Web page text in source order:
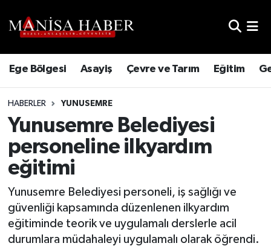
Ege Bölgesi Asayiş Çevre ve Tarım Eğitim
HABERLER YUNUSEMRE
Yunusemre Belediyesi
personeline ilkyardım
eğitimi
Yunusemre Belediyesi personeli, iş sağlığı ve
güvenliği kapsamında düzenlenen ilkyardım
eğitiminde teorik ve uygulamalı derslerle acil
durumlara müdahaleyi uygulamalı olarak öğrendi.
Trafik Durumu
Süper Lig Puan Durumu ve Fikstür
Tüm Manşetler
Son Dakika Haberleri